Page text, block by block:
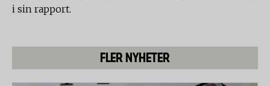
i sin rapport.
FLER NYHETER